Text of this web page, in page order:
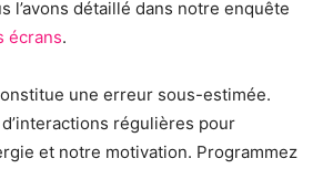
l’avons détaillé dans notre enquête
écrans.
une erreur sous-estimée.
régulières pour
et notre motivation. Programmez